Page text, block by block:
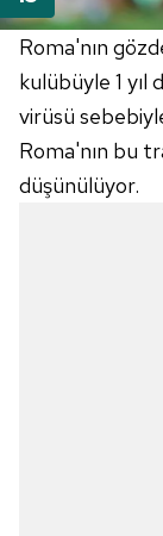
Roma'nın
kulübüyle 1 yıl
virüsü
Roma'nın bu
düşünülüyor.